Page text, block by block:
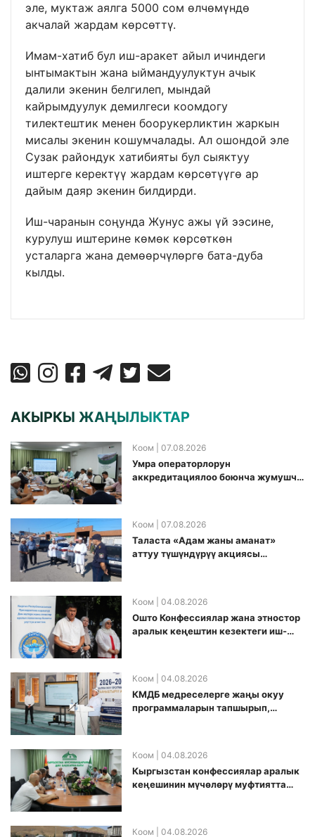
эле, муктаж аялга 5000 сом өлчөмүндө
акчалай жардам көрсөттү.
Имам-хатиб бул иш-аракет айыл ичиндеги
ынтымактын жана ыймандуулуктун ачык
далили экенин белгилеп, мындай
кайрымдуулук демилгеси коомдогу
тилектештик менен боорукерликтин жаркын
мисалы экенин кошумчалады. Ал ошондой эле
Сузак райондук хатибияты бул сыяктуу
иштерге керектүү жардам көрсөтүүгө ар
дайым даяр экенин билдирди.
Иш-чаранын соңунда Жунус ажы үй ээсине,
курулуш иштерине көмөк көрсөткөн
усталарга жана демөөрчүлөргө бата-дуба
кылды.
АКЫРКЫ ЖАҢЫЛЫКТАР
Коом | 07.08.2026
Умра операторлорун
аккредитациялоо боюнча жумушчу
Коом | 07.08.2026
Таласта «Адам жаны аманат»
аттуу түшүндүрүү акциясы
Коом | 04.08.2026
Ошто Конфессиялар жана этностор
аралык кеңештин кезектеги иш-
Коом | 04.08.2026
КМДБ медреселерге жаңы окуу
программаларын тапшырып,
Коом | 04.08.2026
Кыргызстан конфессиялар аралык
кеӊешинин мүчөлөрү муфтиятта
Коом | 04.08.2026